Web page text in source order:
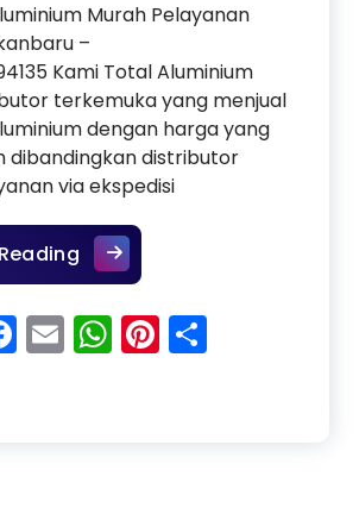
Murah Pelayanan
–
Kami Total Aluminium
terkemuka yang menjual
dengan harga yang
dibandingkan distributor
via ekspedisi
Jual Kusen Aluminium
Facebook
EmailWhatsApp
Pinterest